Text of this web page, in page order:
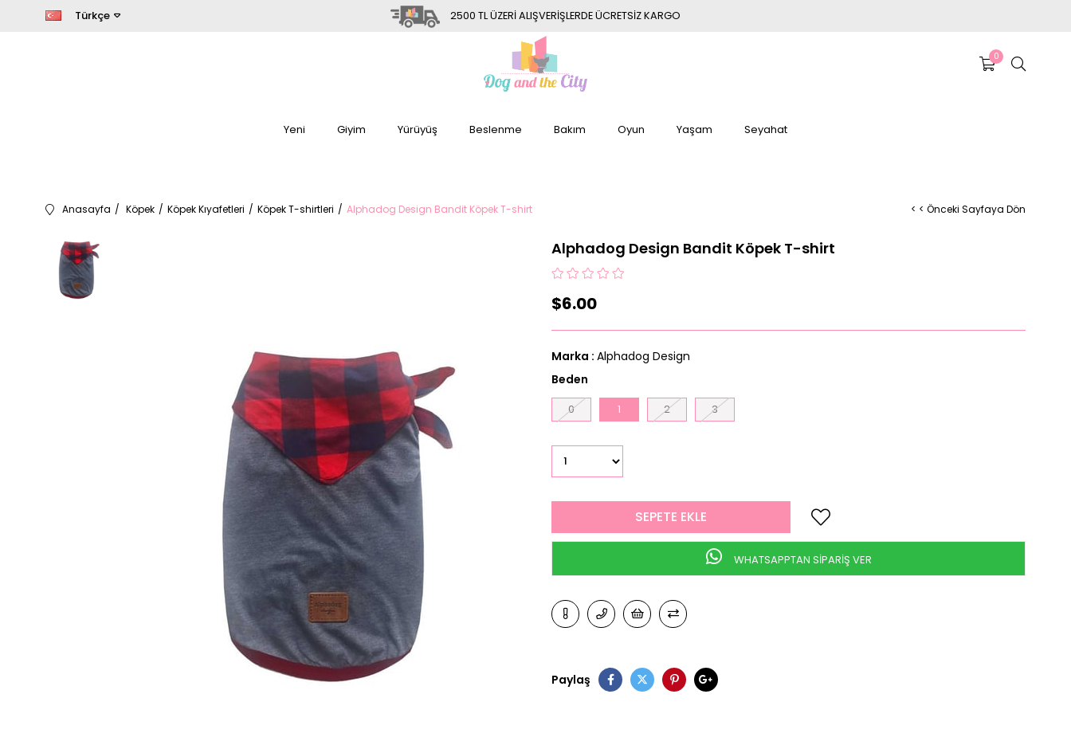
2500 TL ÜZERİ ALIŞVERİŞLERDE ÜCRETSİZ KARGO
Türkçe
0
Yeni Giyim Yürüyüş Beslenme Bakım Oyun Yaşam Seyahat
Anasayfa Köpek Köpek Kıyafetleri Köpek T-shirtleri Alphadog Design Bandit Köpek T-shirt < < Önceki Sayfaya Dön
Alphadog Design Bandit Köpek T-shirt
$6.00
Marka : Alphadog Design
Beden
0 1 2 3
WHATSAPPTAN SİPARİŞ VER
Paylaş